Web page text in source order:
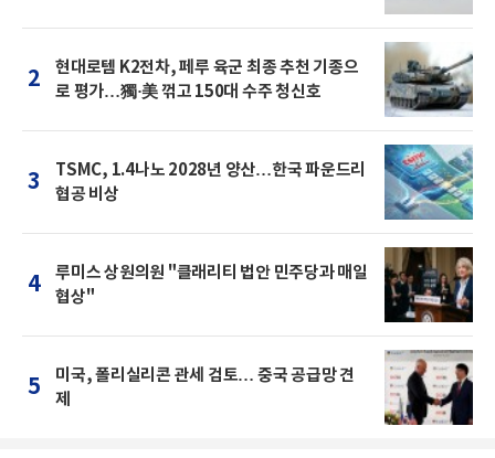
2
현대로템 K2전차, 페루 육군 최종 추천 기종으
로 평가…獨·美 꺾고 150대 수주 청신호
3
TSMC, 1.4나노 2028년 양산…한국 파운드리
협공 비상
4
루미스 상원의원 "클래리티 법안 민주당과 매일
협상"
5
미국, 폴리실리콘 관세 검토… 중국 공급망 견
제